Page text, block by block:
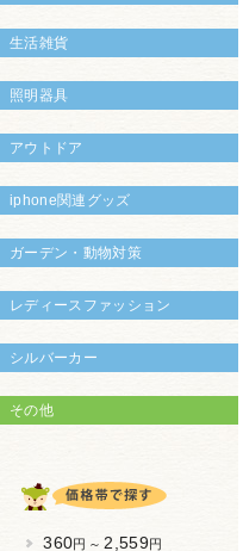
生活雑貨
照明器具
アウトドア
iphone関連グッズ
ガーデン・動物対策
レディースファッション
シルバーカー
その他
360円 ～ 2,559円